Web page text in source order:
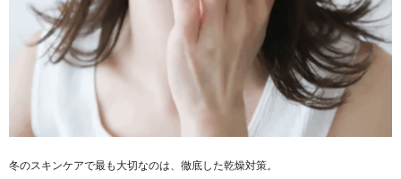
冬のスキンケアで最も大切なのは、徹底した乾燥対策。